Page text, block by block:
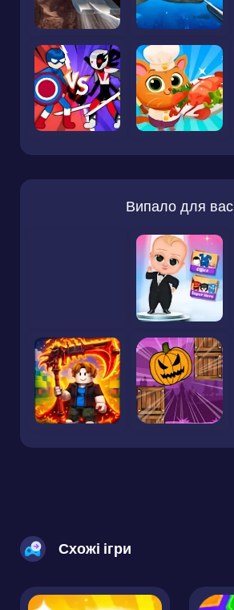
Випало для вас
Схожі ігри